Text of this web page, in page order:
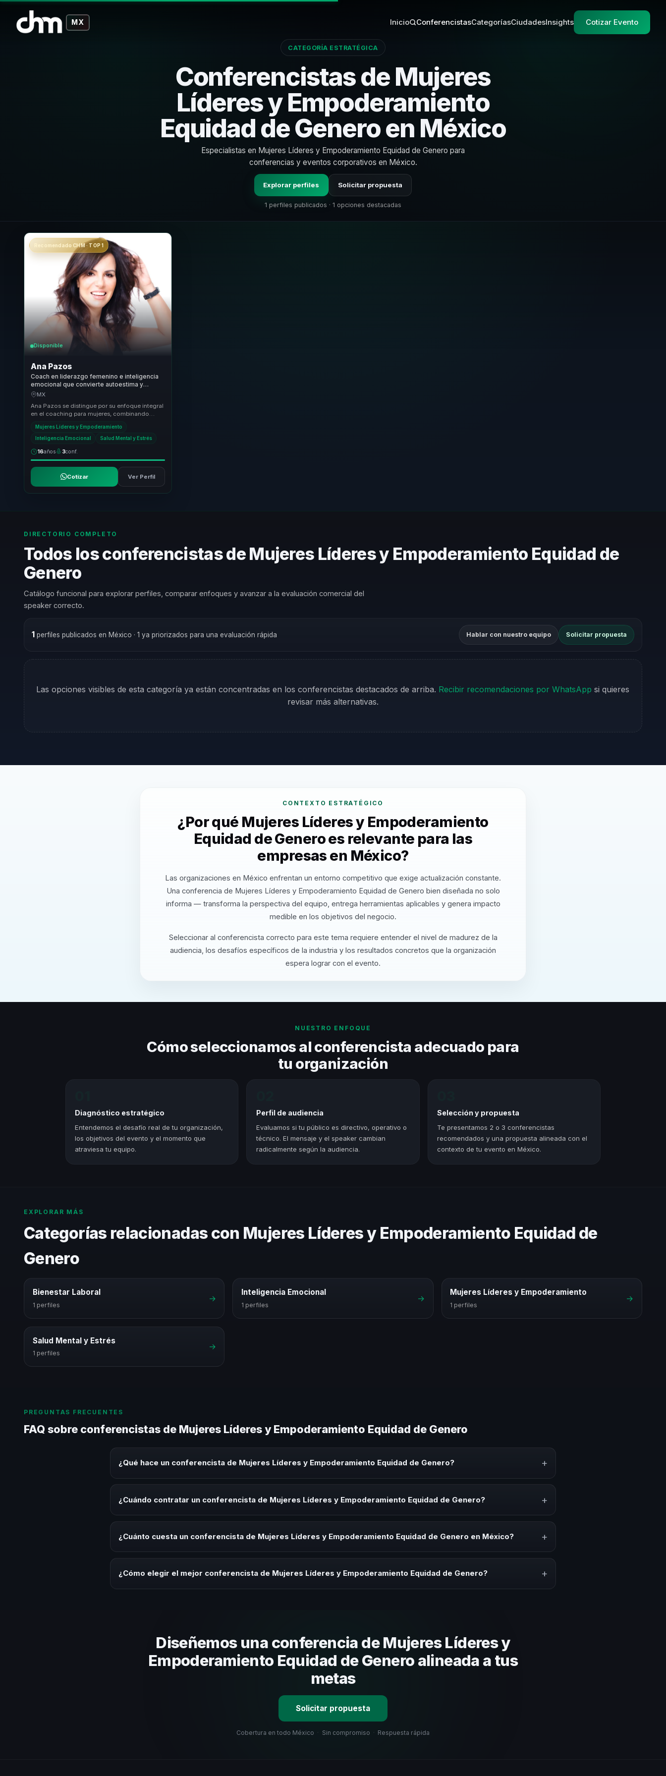
MX Inicio ConferencistasCategoríasCiudadesInsights Cotizar Evento
CATEGORÍA ESTRATÉGICA
Conferencistas de Mujeres
Líderes y Empoderamiento
Equidad de Genero en México
Especialistas en Mujeres Líderes y Empoderamiento Equidad de Genero para
conferencias y eventos corporativos en México.
Explorar perfiles Solicitar propuesta
1 perfiles publicados · 1 opciones destacadas
Recomendado CHM · TOP 1
Disponible
Ana Pazos
Coach en liderazgo femenino e inteligencia
emocional que convierte autoestima y
claridad en ventaja para lideres y equipos.
MX
Ana Pazos se distingue por su enfoque integral
en el coaching para mujeres, combinando
mindfulness y ...
Mujeres Líderes y Empoderamiento
Inteligencia Emocional Salud Mental y Estrés
16años 3conf.
Cotizar Ver Perfil
DIRECTORIO COMPLETO
Todos los conferencistas de Mujeres Líderes y Empoderamiento Equidad de
Genero
Catálogo funcional para explorar perfiles, comparar enfoques y avanzar a la evaluación comercial del
speaker correcto.
1 perfiles publicados en México · 1 ya priorizados para una evaluación rápida Hablar con nuestro equipo Solicitar propuesta
Las opciones visibles de esta categoría ya están concentradas en los conferencistas destacados de arriba. Recibir recomendaciones por WhatsApp si quieres
revisar más alternativas.
CONTEXTO ESTRATÉGICO
¿Por qué Mujeres Líderes y Empoderamiento
Equidad de Genero es relevante para las
empresas en México?
Las organizaciones en México enfrentan un entorno competitivo que exige actualización constante.
Una conferencia de Mujeres Líderes y Empoderamiento Equidad de Genero bien diseñada no solo
informa — transforma la perspectiva del equipo, entrega herramientas aplicables y genera impacto
medible en los objetivos del negocio.
Seleccionar al conferencista correcto para este tema requiere entender el nivel de madurez de la
audiencia, los desafíos específicos de la industria y los resultados concretos que la organización
espera lograr con el evento.
NUESTRO ENFOQUE
Cómo seleccionamos al conferencista adecuado para
tu organización
Diagnóstico estratégico
Entendemos el desafío real de tu organización,
los objetivos del evento y el momento que
atraviesa tu equipo.
Perfil de audiencia
Evaluamos si tu público es directivo, operativo o
técnico. El mensaje y el speaker cambian
radicalmente según la audiencia.
Selección y propuesta
Te presentamos 2 o 3 conferencistas
recomendados y una propuesta alineada con el
contexto de tu evento en México.
EXPLORAR MÁS
Categorías relacionadas con Mujeres Líderes y Empoderamiento Equidad de
Genero
Bienestar Laboral
1 perfiles
→
Inteligencia Emocional
1 perfiles
→
Mujeres Líderes y Empoderamiento
1 perfiles
→
Salud Mental y Estrés
1 perfiles
→
PREGUNTAS FRECUENTES
FAQ sobre conferencistas de Mujeres Líderes y Empoderamiento Equidad de Genero
¿Qué hace un conferencista de Mujeres Líderes y Empoderamiento Equidad de Genero? +
herramientas aplicables para la audiencia.
¿Cuándo contratar un conferencista de Mujeres Líderes y Empoderamiento Equidad de Genero? +
temática.
¿Cuánto cuesta un conferencista de Mujeres Líderes y Empoderamiento Equidad de Genero en México? +
¿Cómo elegir el mejor conferencista de Mujeres Líderes y Empoderamiento Equidad de Genero? +
Diseñemos una conferencia de Mujeres Líderes y
Empoderamiento Equidad de Genero alineada a tus
metas
Solicitar propuesta
Cobertura en todo México · Sin compromiso · Respuesta rápida